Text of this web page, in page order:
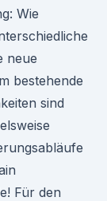
Wie
neue
bestehende
sind
Für den